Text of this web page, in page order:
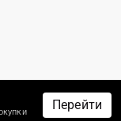
Перейти